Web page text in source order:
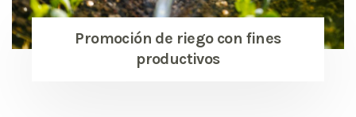
Promoción de riego con fines
productivos